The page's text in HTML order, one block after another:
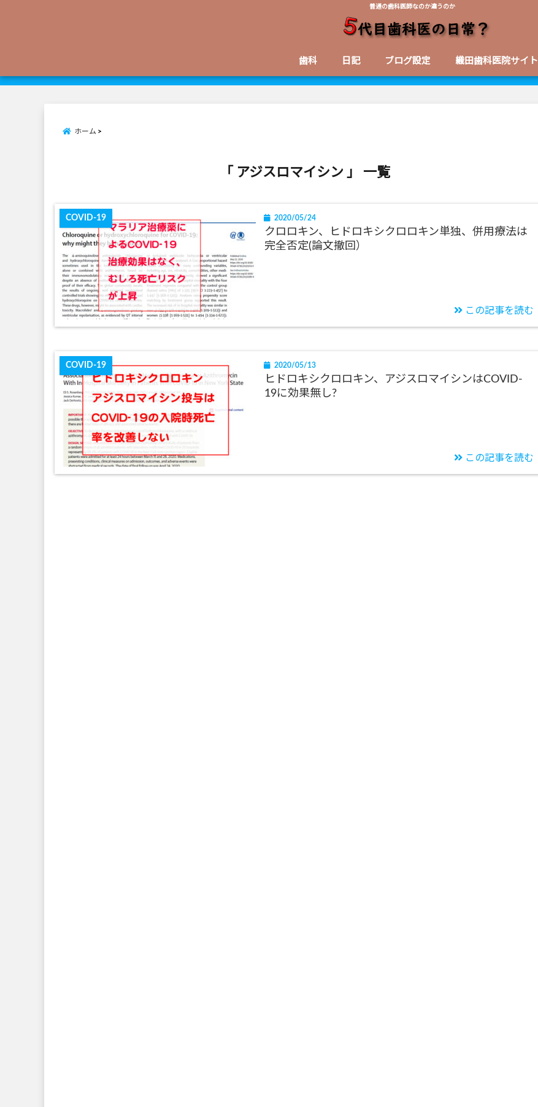
普通の歯科医師なのか違うのか
歯科 日記 ブログ設定 織田歯科医院サイト
ホーム
「 アジスロマイシン 」 一覧
COVID-19 2020/05/24
クロロキン、ヒドロキシクロロキン単独、併用療法は
完全否定(論文撤回）
この記事を読む
COVID-19 2020/05/13
ヒドロキシクロロキン、アジスロマイシンはCOVID-
19に効果無し?
この記事を読む